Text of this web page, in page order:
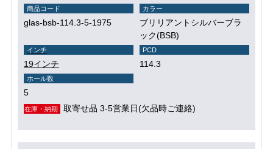
商品コード
glas-bsb-114.3-5-1975
カラー
ブリリアントシルバーブラ
ック(BSB)
インチ
19インチ
PCD
114.3
ホール数
5
在庫・納期 取寄せ品 3-5営業日(欠品時ご連絡)